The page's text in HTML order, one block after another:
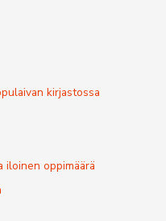
kirjastossa
oppimäärä